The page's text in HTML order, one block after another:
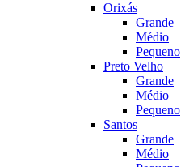
Orixás
Grande
Médio
Pequeno
Preto Velho
Grande
Médio
Pequeno
Santos
Grande
Médio